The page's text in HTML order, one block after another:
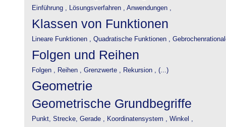
Einführung , Lösungsverfahren , Anwendungen ,
Klassen von Funktionen
Lineare Funktionen , Quadratische Funktionen ,
Folgen und Reihen
Folgen , Reihen , Grenzwerte , Rekursion , (...)
Geometrie
Geometrische Grundbegriffe
Punkt, Strecke, Gerade , Koordinatensystem , Winkel ,